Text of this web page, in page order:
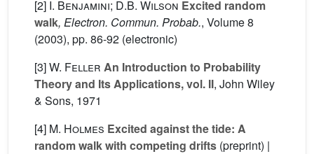
[2] I. Benjamini; D.B. Wilson Excited random
walk, Electron. Commun. Probab., Volume 8
(2003), pp. 86-92 (electronic)
[3]W. Feller An Introduction to Probability
Theory and Its Applications, vol. II, John Wiley
& Sons, 1971
[4] M. Holmes Excited against the tide: A
random walk with competing drifts (preprint) |